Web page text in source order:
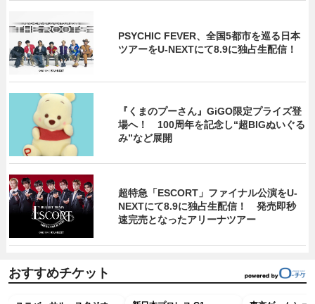
PSYCHIC FEVER、全国5都市を巡る日本
ツアーをU‐NEXTにて8.9に独占生配信！
『くまのプーさん』GiGO限定プライズ登
場へ！ 100周年を記念し“超BIGぬいぐる
み”など展開
超特急「ESCORT」ファイナル公演をU-
NEXTにて8.9に独占生配信！ 発売即秒
速完売となったアリーナツアー
おすすめチケット